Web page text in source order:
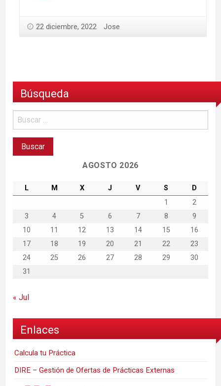
22 diciembre, 2022 Jose
Búsqueda
AGOSTO 2026
L M X J V S
D
1
2
3
4 5 6 7 8
9
10
11 12 13 14 15
16
17
18 19 20 21 22
23
24
25 26 27 28 29
30
31
« Jul
Enlaces
Calcula tu Práctica
DIRE – Gestión de Ofertas de Prácticas Externas